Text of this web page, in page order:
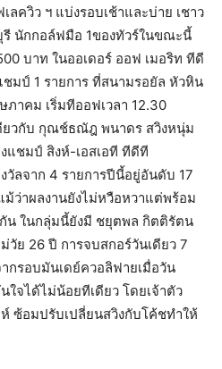
ลควิว ฯ แบ่งรอบเช้าและบ่าย เชาว
นักกอล์ฟมือ 1ของทัวร์ในขณะนี้
บาท ในออเดอร์ ออฟ เมอริท ทีดี
ชมป์ 1 รายการ ที่สนามรอยัล หัวหิน
าคม เริ่มทีออฟเวลา 12.30
ยวกับ กุณช์ธณัฎ พนาดร สวิงหนุ่ม
แชมป์ สิงห์-เอสเอที ทีดีที
วัลจาก 4 รายการปีนี้อยู่อันดับ 17
ม้ว่าผลงานยังไม่หวือหวาแต่พร้อม
น ในกลุ่มนี้ยังมี ชยุตพล กิตติรัตน
วัย 26 ปี การจบสกอร์วันเดียว 7
กรอบมันเดย์ควอลิฟายเมื่อวัน
ใจได้ไม่น้อยทีเดียว โดยเจ้าตัว
ซ้อมปรับเปลี่ยนสวิงกับโค้ชทำให้